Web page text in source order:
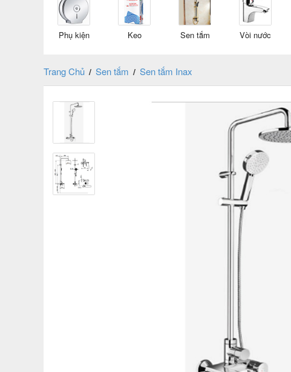
Phụ kiện Keo Sen tắm Vòi nước
Trang Chủ / Sen tắm / Sen tắm Inax